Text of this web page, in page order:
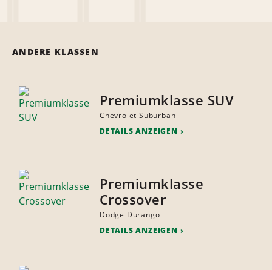
ANDERE KLASSEN
Premiumklasse SUV
Chevrolet Suburban
DETAILS ANZEIGEN
Premiumklasse
Crossover
Dodge Durango
DETAILS ANZEIGEN